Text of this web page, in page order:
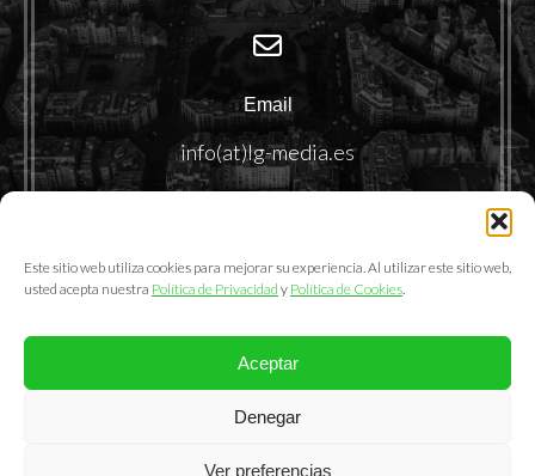
Este sitio web utiliza cookies para mejorar su experiencia. Al utilizar este sitio web,
usted acepta nuestra Política de Privacidad y Política de Cookies.
Aceptar
Denegar
Ver preferencias
Email
info(at)lg-media.es
@2025. LemonGrass Communications S.L.